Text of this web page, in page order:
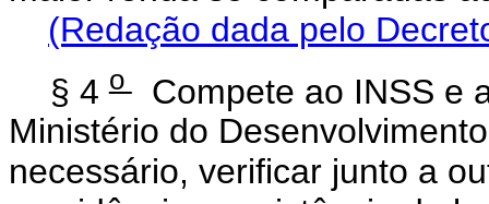
(Redação dada pelo
§ 4o Compete ao INSS e
Ministério do
necessário, verificar junto a